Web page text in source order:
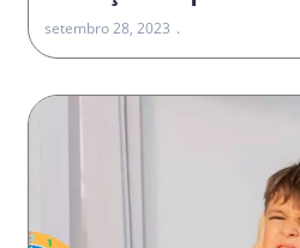
setembro 28, 2023